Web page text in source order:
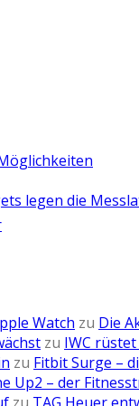
legen die
Watch zu Die
zu IWC
zu Fitbit Surge –
Up2 – der